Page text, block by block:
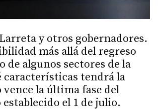
y otros gobernadores.
más allá del regreso
de algunos sectores de la
tendrá la
la última fase del
el 1 de julio.